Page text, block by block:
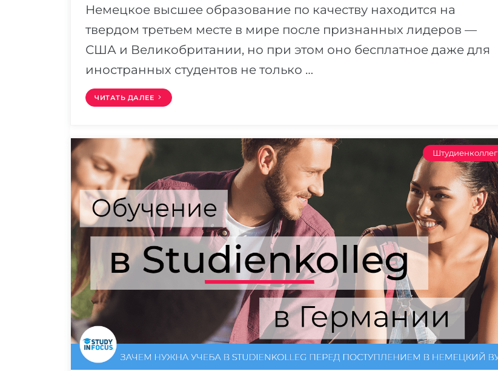
Немецкое высшее образование по качеству находится на
твердом третьем месте в мире после признанных лидеров —
США и Великобритании, но при этом оно бесплатное даже для
иностранных студентов не только …
ЧИТАТЬ ДАЛЕЕ
Штудиенколлег